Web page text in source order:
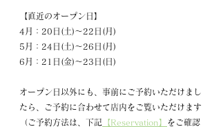
【直近のオープン日】
4月：20日(土)～22日(月)
5月：24日(土)～26日(月)
6月：21日(金)～23日(日)
オープン日以外にも、事前にご予約いただけまし
たら、ご予約に合わせて店内をご覧いただけます
（ご予約方法は、下記 【Reservation】 をご確認